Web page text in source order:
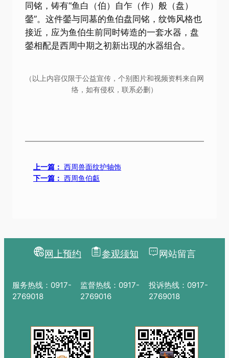
同铭，铸有“鱼白（伯）自乍（作）般（盘）
鎣”。这件鎣与同墓的鱼伯盘同铭，纹饰风格也
接近，应为鱼伯生前同时铸造的一套水器，盘
鎣相配是西周中期之初新出现的水器组合。
（以上内容仅限于公益宣传，个别图片和视频资料来自网
络，如有侵权，联系必删）
上一篇： 西周兽面纹护轴饰
下一篇： 西周鱼伯甗
网上预约 参观须知 网站留言
服务热线：0917-
2769018
监督热线：0917-
2769016
投诉热线：0917-
2769018